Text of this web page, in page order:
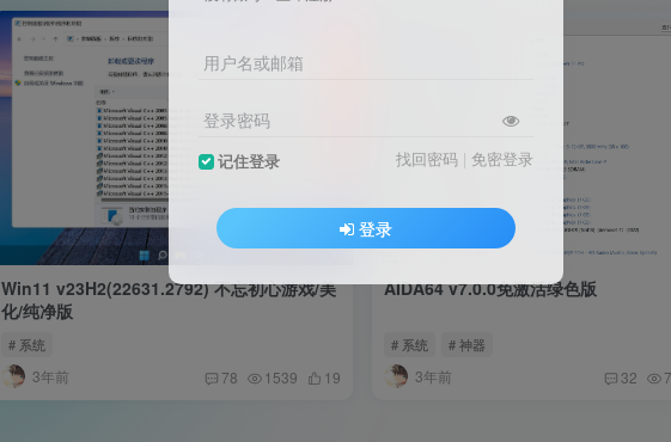
Win11 v23H2(22631.2792) 不忘初心游戏/美
化/纯净版
# 系统
3年前 78 1539 19
AIDA64 v7.0.0免激活绿色版
# 系统 # 神器
3年前 32
用户名或邮箱
登录密码
记住登录 找回密码 | 免密登录
登录